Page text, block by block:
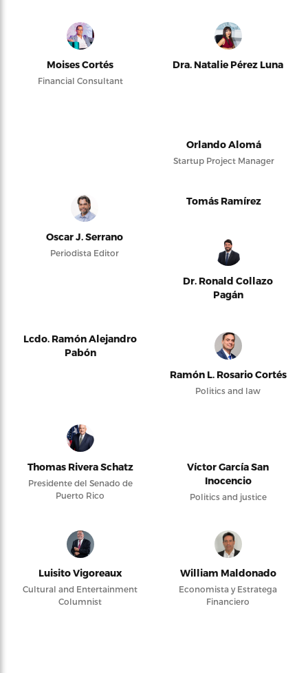
Moises Cortés
Financial Consultant
Dra. Natalie Pérez Luna
Orlando Alomá
Startup Project Manager
Oscar J. Serrano
Periodista Editor
Tomás Ramírez
Dr. Ronald Collazo
Pagán
Lcdo. Ramón Alejandro
Pabón
Ramón L. Rosario Cortés
Politics and law
Thomas Rivera Schatz
Presidente del Senado de
Puerto Rico
Víctor García San
Inocencio
Politics and justice
Luisito Vigoreaux
Cultural and Entertainment
Columnist
William Maldonado
Economista y Estratega
Financiero